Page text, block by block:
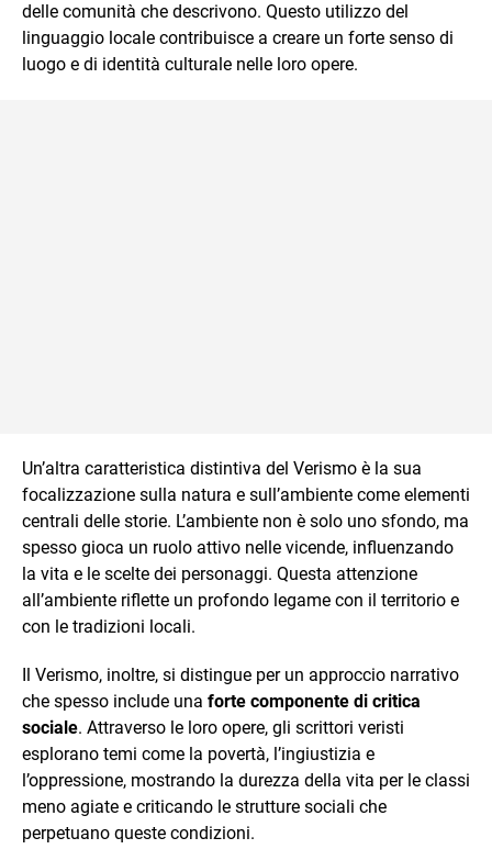
delle comunità che descrivono. Questo utilizzo del
linguaggio locale contribuisce a creare un forte senso di
luogo e di identità culturale nelle loro opere.
Un’altra caratteristica distintiva del Verismo è la sua
focalizzazione sulla natura e sull’ambiente come elementi
centrali delle storie. L’ambiente non è solo uno sfondo, ma
spesso gioca un ruolo attivo nelle vicende, influenzando
la vita e le scelte dei personaggi. Questa attenzione
all’ambiente riflette un profondo legame con il territorio e
con le tradizioni locali.
Il Verismo, inoltre, si distingue per un approccio narrativo
che spesso include una forte componente di critica
sociale. Attraverso le loro opere, gli scrittori veristi
esplorano temi come la povertà, l’ingiustizia e
l’oppressione, mostrando la durezza della vita per le classi
meno agiate e criticando le strutture sociali che
perpetuano queste condizioni.